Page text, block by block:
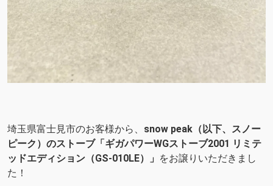
埼玉県富士見市のお客様から、 snow peak（以下、スノー
ピーク）のストーブ「ギガパワーWGストーブ2001 リミテ
ッドエディション（GS-010LE）」 をお譲りいただきまし
た！